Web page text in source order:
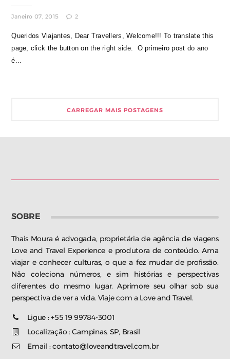
Janeiro 07, 2015 2
Queridos Viajantes, Dear Travellers, Welcome!!! To translate this
page, click the button on the right side. O primeiro post do ano
é...
CARREGAR MAIS POSTAGENS
SOBRE
Thais Moura é advogada, proprietária de agência de viagens
Love and Travel Experience e produtora de conteúdo. Ama
viajar e conhecer culturas, o que a fez mudar de profissão.
Não coleciona números, e sim histórias e perspectivas
diferentes do mesmo lugar. Aprimore seu olhar sob sua
perspectiva de ver a vida. Viaje com a Love and Travel.
Ligue : +55 19 99784-3001
Localização : Campinas, SP, Brasil
Email : contato@loveandtravel.com.br